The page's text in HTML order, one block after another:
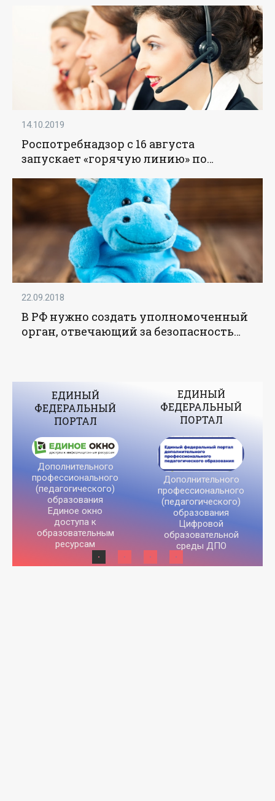
14.10.2019
Роспотребнадзор с 16 августа
запускает «горячую линию» по
«Образование»
22.09.2018
В РФ нужно создать уполномоченный
орган, отвечающий за безопасность
ЕДИНЫЙ
ФЕДЕРАЛЬНЫЙ
ПОРТАЛ
Дополнительного
профессионального
(педагогического)
образования
Единое окно
доступа к
образовательным
ресурсам
ЕДИНЫЙ
ФЕДЕРАЛЬНЫЙ
ПОРТАЛ
Дополнительного
профессионального
(педагогического)
образования
Цифровой
образовательной
среды ДПО